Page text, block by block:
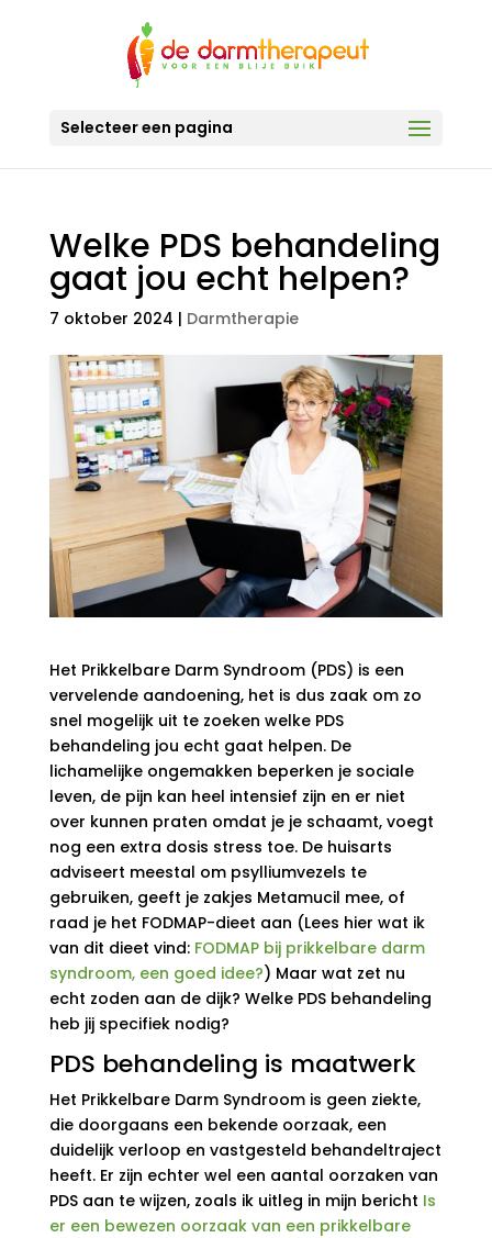
Selecteer een pagina
Welke PDS behandeling
gaat jou echt helpen?
7 oktober 2024 | Darmtherapie
Het Prikkelbare Darm Syndroom (PDS) is een
vervelende aandoening, het is dus zaak om zo
snel mogelijk uit te zoeken welke PDS
behandeling jou echt gaat helpen. De
lichamelijke ongemakken beperken je sociale
leven, de pijn kan heel intensief zijn en er niet
over kunnen praten omdat je je schaamt, voegt
nog een extra dosis stress toe. De huisarts
adviseert meestal om psylliumvezels te
gebruiken, geeft je zakjes Metamucil mee, of
raad je het FODMAP-dieet aan (Lees hier wat ik
van dit dieet vind: FODMAP bij prikkelbare darm
syndroom, een goed idee?) Maar wat zet nu
echt zoden aan de dijk? Welke PDS behandeling
heb jij specifiek nodig?
PDS behandeling is maatwerk
Het Prikkelbare Darm Syndroom is geen ziekte,
die doorgaans een bekende oorzaak, een
duidelijk verloop en vastgesteld behandeltraject
heeft. Er zijn echter wel een aantal oorzaken van
PDS aan te wijzen, zoals ik uitleg in mijn bericht Is
er een bewezen oorzaak van een prikkelbare